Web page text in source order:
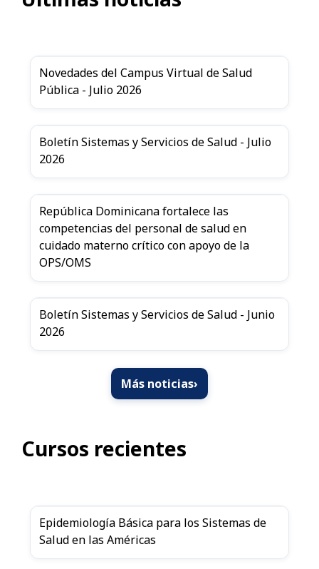
Novedades del Campus Virtual de Salud
Pública - Julio 2026
Boletín Sistemas y Servicios de Salud - Julio
2026
República Dominicana fortalece las
competencias del personal de salud en
cuidado materno crítico con apoyo de la
OPS/OMS
Boletín Sistemas y Servicios de Salud - Junio
2026
Más noticias›
Cursos recientes
Epidemiología Básica para los Sistemas de
Salud en las Américas